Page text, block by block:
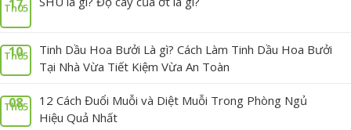
17
Th05
10
Th05
Tinh Dầu Hoa Bưởi Là gì? Cách Làm Tinh Dầu Hoa Bưởi
Tại Nhà Vừa Tiết Kiệm Vừa An Toàn
08
Th05
12 Cách Đuổi Muỗi và Diệt Muỗi Trong Phòng Ngủ
Hiệu Quả Nhất